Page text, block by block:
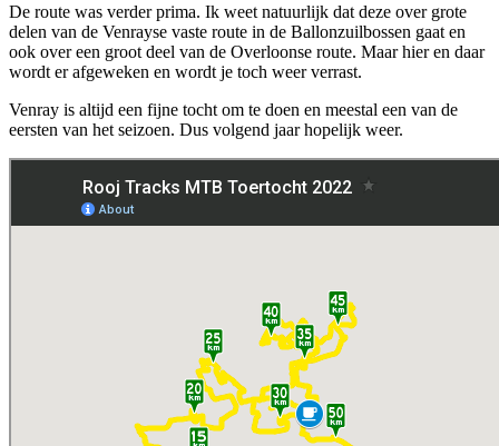
De route was verder prima. Ik weet natuurlijk dat deze over grote
delen van de Venrayse vaste route in de Ballonzuilbossen gaat en
ook over een groot deel van de Overloonse route. Maar hier en daar
wordt er afgeweken en wordt je toch weer verrast.
Venray is altijd een fijne tocht om te doen en meestal een van de
eersten van het seizoen. Dus volgend jaar hopelijk weer.